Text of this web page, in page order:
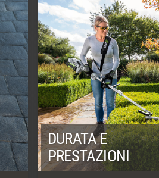
DURATA E
PRESTAZIONI